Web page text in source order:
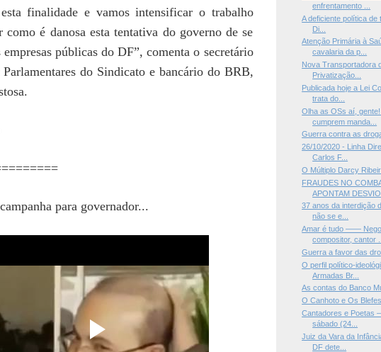
finalidade e vamos intensificar o trabalho
como é danosa esta tentativa do governo de se
empresas públicas do DF”, comenta o secretário
Parlamentares do Sindicato e bancário do BRB,
para governador...
enfrentamento ...
A deficiente política
Di...
Atenção Primária à
cavalaria da p...
Nova Transportadora
Privatização...
Publicada hoje a Lei
trata do...
Olha as OSs aí,
cumprem manda...
Guerra contra as
26/10/2020 - Linha
Carlos F...
O Múltiplo Darcy
FRAUDES NO
APONTAM
37 anos da interdição
não se e...
Amar é tudo ——
compositor, cantor ...
Guerra a favor das
O perfil político-
Armadas Br...
As contas do Banco
O Canhoto e Os
Cantadores e Poetas
sábado (24...
Juiz da Vara da
DF dete...